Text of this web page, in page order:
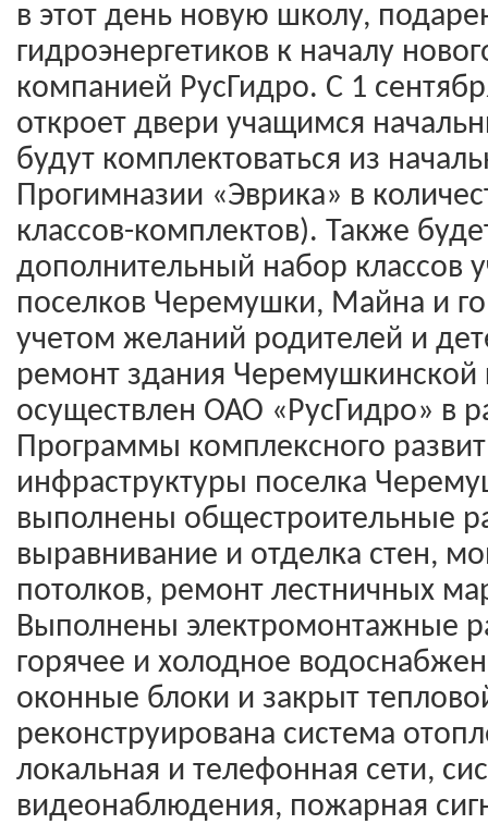
в этот день новую школу,
гидроэнергетиков к началу
компанией РусГидро. С 1
откроет двери учащимся
будут комплектоваться из
Прогимназии «Эврика» в
классов-комплектов). Также
дополнительный набор классов
поселков Черемушки, Майна и
учетом желаний родителей и
ремонт здания
осуществлен ОАО «РусГидро» в
Программы комплексного
инфраструктуры поселка
выполнены общестроительные
выравнивание и отделка стен,
потолков, ремонт лестничных
Выполнены электромонтажные
горячее и холодное
оконные блоки и закрыт
реконструирована система
локальная и телефонная сети,
видеонаблюдения, пожарная